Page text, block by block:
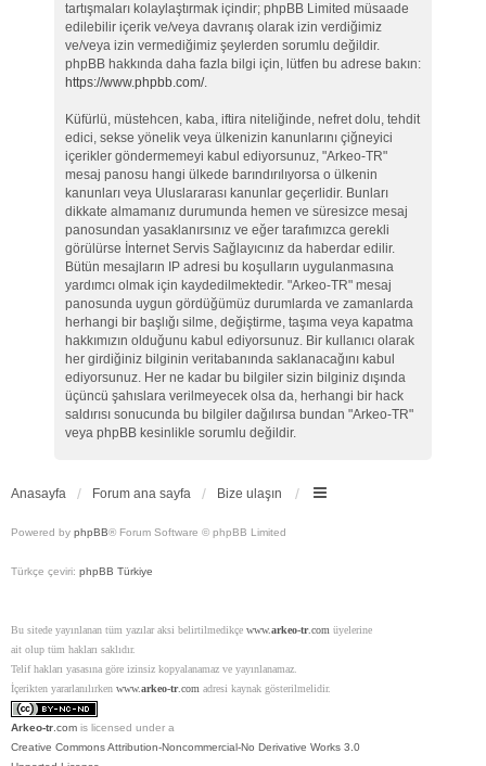
tartışmaları kolaylaştırmak içindir; phpBB Limited müsaade
edilebilir içerik ve/veya davranış olarak izin verdiğimiz
ve/veya izin vermediğimiz şeylerden sorumlu değildir.
phpBB hakkında daha fazla bilgi için, lütfen bu adrese bakın:
https://www.phpbb.com/.
Küfürlü, müstehcen, kaba, iftira niteliğinde, nefret dolu, tehdit
edici, sekse yönelik veya ülkenizin kanunlarını çiğneyici
içerikler göndermemeyi kabul ediyorsunuz, "Arkeo-TR"
mesaj panosu hangi ülkede barındırılıyorsa o ülkenin
kanunları veya Uluslararası kanunlar geçerlidir. Bunları
dikkate almamanız durumunda hemen ve süresizce mesaj
panosundan yasaklanırsınız ve eğer tarafımızca gerekli
görülürse İnternet Servis Sağlayıcınız da haberdar edilir.
Bütün mesajların IP adresi bu koşulların uygulanmasına
yardımcı olmak için kaydedilmektedir. "Arkeo-TR" mesaj
panosunda uygun gördüğümüz durumlarda ve zamanlarda
herhangi bir başlığı silme, değiştirme, taşıma veya kapatma
hakkımızın olduğunu kabul ediyorsunuz. Bir kullanıcı olarak
her girdiğiniz bilginin veritabanında saklanacağını kabul
ediyorsunuz. Her ne kadar bu bilgiler sizin bilginiz dışında
üçüncü şahıslara verilmeyecek olsa da, herhangi bir hack
saldırısı sonucunda bu bilgiler dağılırsa bundan "Arkeo-TR"
veya phpBB kesinlikle sorumlu değildir.
Anasayfa Forum ana sayfa Bize ulaşın
Powered by phpBB® Forum Software © phpBB Limited
Türkçe çeviri: phpBB Türkiye
Bu sitede yayınlanan tüm yazılar aksi belirtilmedikçe www.arkeo-tr.com üyelerine
ait olup tüm hakları saklıdır.
Telif hakları yasasına göre izinsiz kopyalanamaz ve yayınlanamaz.
İçerikten yararlanılırken www.arkeo-tr.com adresi kaynak gösterilmelidir.
Arkeo-tr .com is licensed under a
Creative Commons Attribution-Noncommercial-No Derivative Works 3.0